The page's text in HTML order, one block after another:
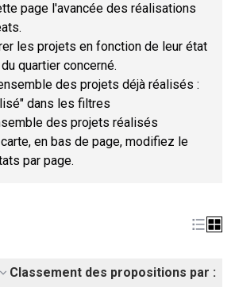
page l'avancée des réalisations
les projets en fonction de leur état
quartier concerné.
des projets déjà réalisés :
dans les filtres
des projets réalisés
en bas de page, modifiez le
par page.
Classement des propositions par :